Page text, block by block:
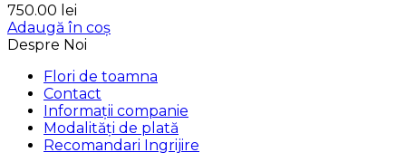
750.00 lei
Adaugă în coș
Despre Noi
Flori de toamna
Contact
Informații companie
Modalități de plată
Recomandari Ingrijire